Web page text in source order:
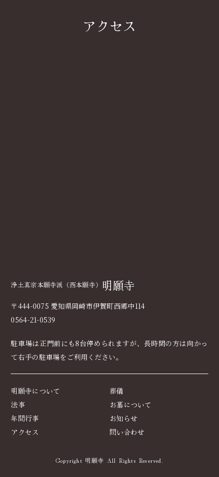
アクセス
浄土真宗本願寺派（西本願寺） 明願寺
〒444-0075 愛知県岡崎市伊賀町西郷中114
0564-21-0539
駐車場は正門前にも8台停められますが、長時間の方は向かっ
て右手の駐車場をご利用ください｡
明願寺について
葬儀
法事
お墓について
年間行事
お知らせ
アクセス
問い合わせ
Copyright 明願寺 All Rights Reserved.